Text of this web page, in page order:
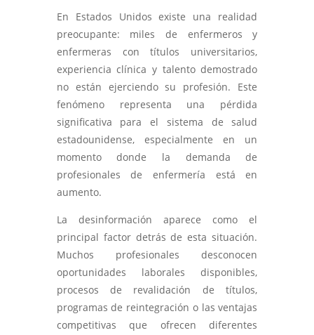
En Estados Unidos existe una realidad
preocupante: miles de enfermeros y
enfermeras con títulos universitarios,
experiencia clínica y talento demostrado
no están ejerciendo su profesión. Este
fenómeno representa una pérdida
significativa para el sistema de salud
estadounidense, especialmente en un
momento donde la demanda de
profesionales de enfermería está en
aumento.
La desinformación aparece como el
principal factor detrás de esta situación.
Muchos profesionales desconocen
oportunidades laborales disponibles,
procesos de revalidación de títulos,
programas de reintegración o las ventajas
competitivas que ofrecen diferentes